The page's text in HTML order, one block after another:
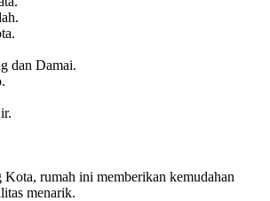
dan Damai.
rumah ini memberikan kemudahan
menarik.